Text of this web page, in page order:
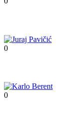
0
0